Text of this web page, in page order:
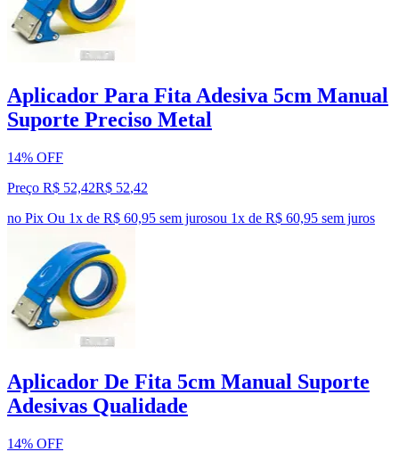
Aplicador Para Fita Adesiva 5cm Manual
Suporte Preciso Metal
14% OFF
Preço R$ 52,42R$ 52,42
no Pix Ou 1x de R$ 60,95 sem jurosou 1x de R$ 60,95 sem juros
Aplicador De Fita 5cm Manual Suporte
Adesivas Qualidade
14% OFF